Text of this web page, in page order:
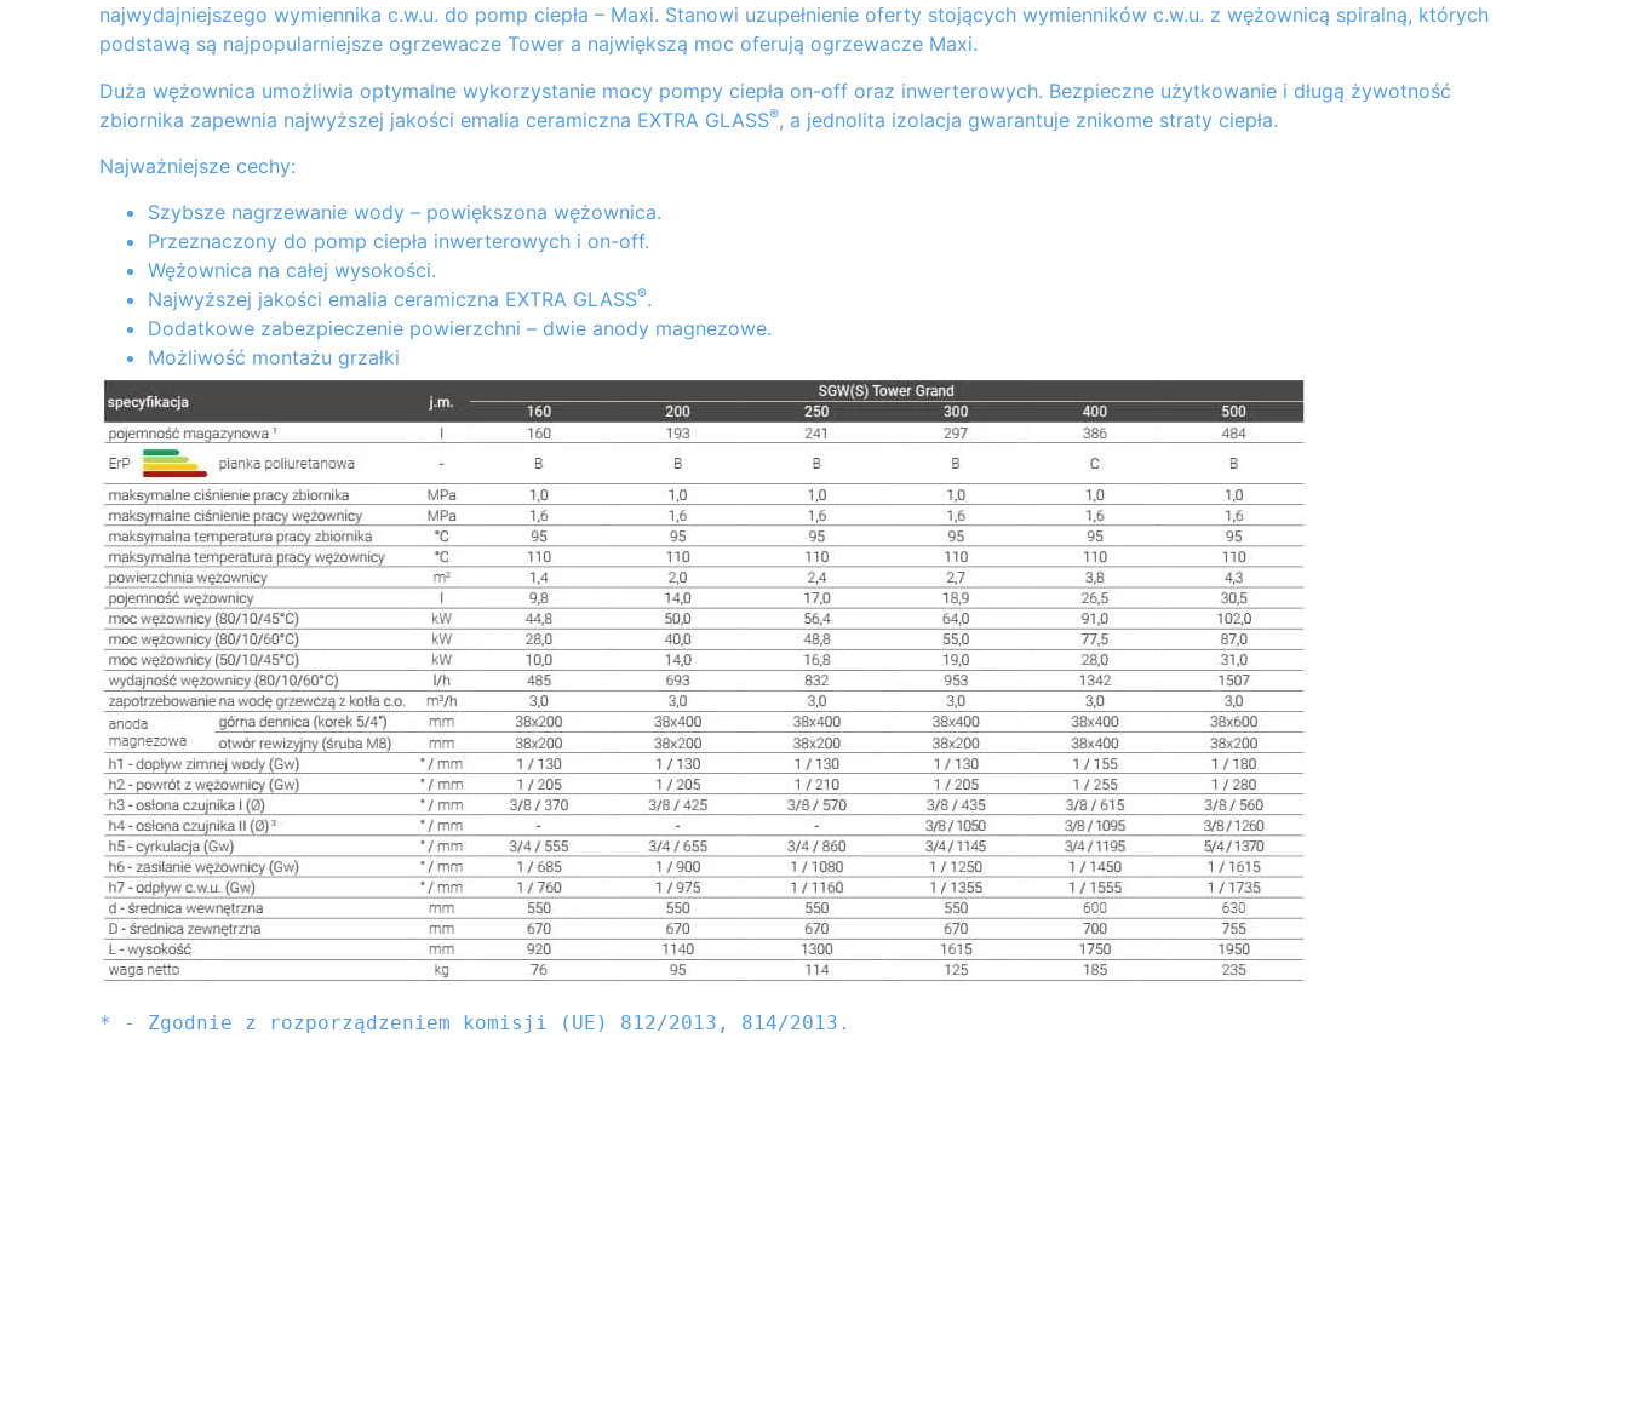
najwydajniejszego wymiennika c.w.u. do pomp ciepła – Maxi. Stanowi uzupełnienie oferty stojących wymienników c.w.u. z wężownicą spiralną, których
podstawą są najpopularniejsze ogrzewacze Tower a największą moc oferują ogrzewacze Maxi.
Duża wężownica umożliwia optymalne wykorzystanie mocy pompy ciepła on-off oraz inwerterowych. Bezpieczne użytkowanie i długą żywotność
zbiornika zapewnia najwyższej jakości emalia ceramiczna EXTRA GLASS®, a jednolita izolacja gwarantuje znikome straty ciepła.
Najważniejsze cechy:
Szybsze nagrzewanie wody – powiększona wężownica.
Przeznaczony do pomp ciepła inwerterowych i on-off.
Wężownica na całej wysokości.
Najwyższej jakości emalia ceramiczna EXTRA GLASS®.
Dodatkowe zabezpieczenie powierzchni – dwie anody magnezowe.
Możliwość montażu grzałki
* - Zgodnie z rozporządzeniem komisji (UE) 812/2013, 814/2013.